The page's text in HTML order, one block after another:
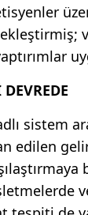
sistem
edilen